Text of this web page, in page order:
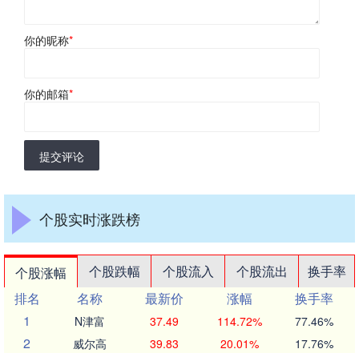
你的昵称*
你的邮箱*
提交评论
个股实时涨跌榜
个股涨幅 个股跌幅 个股流入 个股流出
换手率
排名
名称 最新价 涨幅
换手率
1
N津富 37.49 114.72% 77.46%
2 威尔高 39.83 20.01% 17.76%